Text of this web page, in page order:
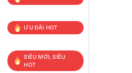
ƯU ĐÃI HOT
SIÊU MỚI, SIÊU
HOT